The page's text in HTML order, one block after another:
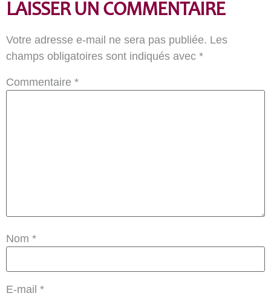
LAISSER UN COMMENTAIRE
Votre adresse e-mail ne sera pas publiée. Les
champs obligatoires sont indiqués avec *
Commentaire *
Nom *
E-mail *